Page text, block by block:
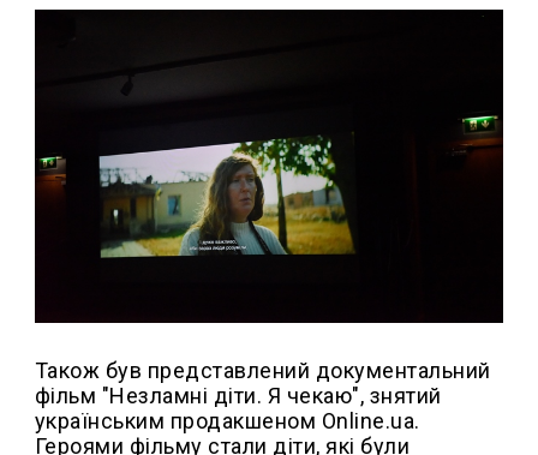
Також був представлений документальний
фільм "Незламні діти. Я чекаю", знятий
українським продакшеном Online.ua.
Героями фільму стали діти, які були